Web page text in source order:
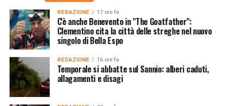
REDAZIONE 17 ore fa
C'è anche Benevento in "The Goatfather":
Clementino cita la città delle streghe nel nuovo
singolo di Bella Espo
REDAZIONE 16 ore fa
Temporale si abbatte sul Sannio: alberi caduti,
allagamenti e disagi